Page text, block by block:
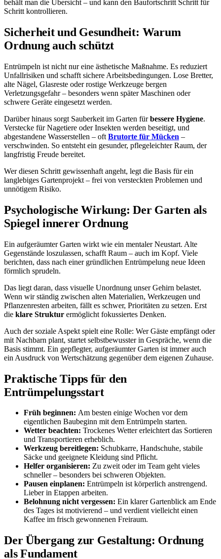
behält man die Übersicht – und kann den Baufortschritt Schritt für
Schritt kontrollieren.
Sicherheit und Gesundheit: Warum
Ordnung auch schützt
Entrümpeln ist nicht nur eine ästhetische Maßnahme. Es reduziert
Unfallrisiken und schafft sichere Arbeitsbedingungen. Lose Bretter,
alte Nägel, Glasreste oder rostige Werkzeuge bergen
Verletzungsgefahr – besonders wenn später Maschinen oder
schwere Geräte eingesetzt werden.
Darüber hinaus sorgt Sauberkeit im Garten fürbessere Hygiene.
Verstecke für Nagetiere oder Insekten werden beseitigt, und
abgestandene Wasserstellen – oft Brutorte für Mücken –
verschwinden. So entsteht ein gesunder, pflegeleichter Raum, der
langfristig Freude bereitet.
Wer diesen Schritt gewissenhaft angeht, legt die Basis für ein
langlebiges Gartenprojekt – frei von versteckten Problemen und
unnötigem Risiko.
Psychologische Wirkung: Der Garten als
Spiegel innerer Ordnung
Ein aufgeräumter Garten wirkt wie ein mentaler Neustart. Alte
Gegenstände loszulassen, schafft Raum – auch im Kopf. Viele
berichten, dass nach einer gründlichen Entrümpelung neue Ideen
förmlich sprudeln.
Das liegt daran, dass visuelle Unordnung unser Gehirn belastet.
Wenn wir ständig zwischen alten Materialien, Werkzeugen und
Pflanzenresten arbeiten, fällt es schwer, Prioritäten zu setzen. Erst
die klare Struktur ermöglicht fokussiertes Denken.
Auch der soziale Aspekt spielt eine Rolle: Wer Gäste empfängt oder
mit Nachbarn plant, startet selbstbewusster in Gespräche, wenn die
Basis stimmt. Ein gepflegter, aufgeräumter Garten ist immer auch
ein Ausdruck von Wertschätzung gegenüber dem eigenen Zuhause.
Praktische Tipps für den
Entrümpelungsstart
Früh beginnen: Am besten einige Wochen vor dem
eigentlichen Baubeginn mit dem Entrümpeln starten.
Wetter beachten: Trockenes Wetter erleichtert das Sortieren
und Transportieren erheblich.
Werkzeug bereitlegen: Schubkarre, Handschuhe, stabile
Säcke und geeignete Kleidung sind Pflicht.
Helfer organisieren: Zu zweit oder im Team geht vieles
schneller – besonders bei schweren Objekten.
Pausen einplanen: Entrümpeln ist körperlich anstrengend.
Lieber in Etappen arbeiten.
Belohnung nicht vergessen: Ein klarer Gartenblick am Ende
des Tages ist motivierend – und verdient vielleicht einen
Kaffee im frisch gewonnenen Freiraum.
Der Übergang zur Gestaltung: Ordnung
als Fundament